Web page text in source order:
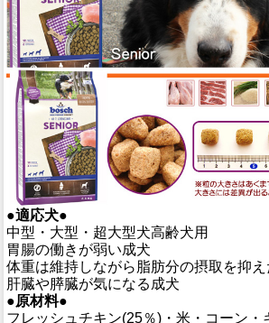
●適応犬●
中型・大型・超大型犬高齢犬用
胃腸の働きが弱い成犬
体重は維持しながら脂肪分の摂取を抑
肝臓や膵臓が気になる成犬
●原材料●
フレッシュチキン(25％)・米・コーン・